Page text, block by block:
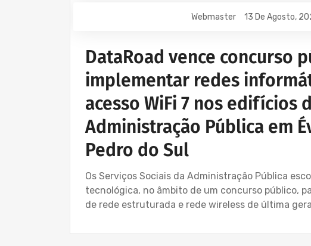
Webmaster 13 De Agosto,
DataRoad vence concurso
implementar redes
acesso WiFi 7 nos edifícios
Administração Pública em
Pedro do Sul
Os Serviços Sociais da Administração Pública
tecnológica, no âmbito de um concurso público,
de rede estruturada e rede wireless de última